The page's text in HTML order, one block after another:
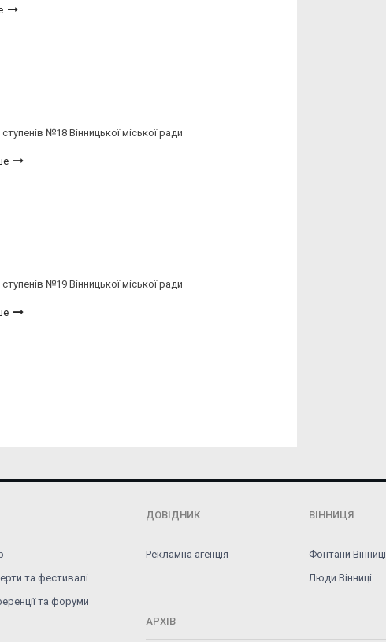
ступенів №18 Вінницької міської ради
ступенів №19 Вінницької міської ради
та фестивалі
та форуми
ДОВІДНИК
Рекламна агенція
ВІННИЦЯ
Фонтани Вінниці
Люди Вінниці
АРХІВ